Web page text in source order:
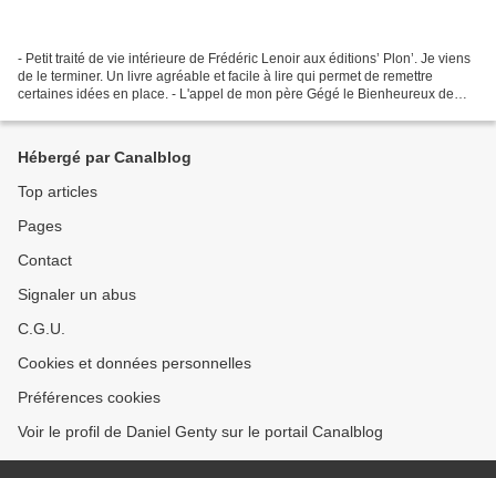
- Petit traité de vie intérieure de Frédéric Lenoir aux éditions’ Plon’. Je viens
de le terminer. Un livre agréable et facile à lire qui permet de remettre
certaines idées en place. - L'appel de mon père Gégé le Bienheureux de
Hébergé par Canalblog
Top articles
Pages
Contact
Signaler un abus
C.G.U.
Cookies et données personnelles
Préférences cookies
Voir le profil de Daniel Genty sur le portail Canalblog